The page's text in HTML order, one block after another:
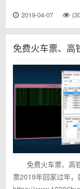
2019-04-07
免费火车票、高
票2019年回家过年，